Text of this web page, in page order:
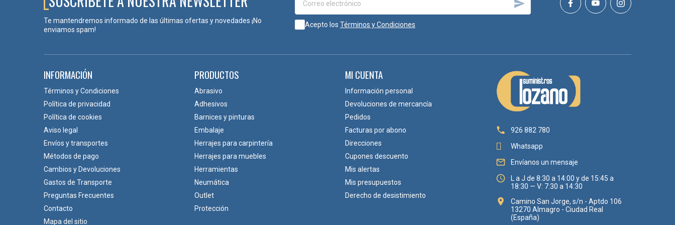
Te mantendremos informado de las últimas ofertas y novedades ¡No
enviamos spam!

Acepto los Términos y Condiciones
INFORMACIÓN
Términos y Condiciones
Política de privacidad
Política de cookies
Aviso legal
Envíos y transportes
Métodos de pago
Cambios y Devoluciones
Gastos de Transporte
Preguntas Frecuentes
Contacto
Mapa del sitio
PRODUCTOS
Abrasivo
Adhesivos
Barnices y pinturas
Embalaje
Herrajes para carpintería
Herrajes para muebles
Herramientas
Neumática
Outlet
Protección
MI CUENTA
Información personal
Devoluciones de mercancía
Pedidos
Facturas por abono
Direcciones
Cupones descuento
Mis alertas
Mis presupuestos
Derecho de desistimiento

926 882 780
Whatsapp
 Envíanos un mensaje

L a J de 8:30 a 14:00 y de 15:45 a
18:30 — V: 7:30 a 14:30

Camino San Jorge, s/n - Aptdo 106
13270 Almagro - Ciudad Real
(España)